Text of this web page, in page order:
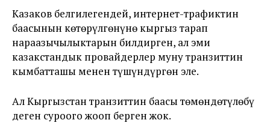
Казаков белгилегендей, интернет-трафиктин
баасынын көтөрүлгөнүнө кыргыз тарап
нараазычылыктарын билдирген, ал эми
казакстандык провайдерлер муну транзиттин
кымбатташы менен түшүндүргөн эле.
Ал Кыргызстан транзиттин баасы төмөндөтүлөбү
деген суроого жооп берген жок.